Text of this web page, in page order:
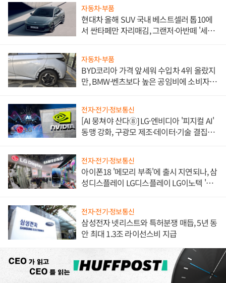
자동차·부품
현대차 올해 SUV 국내 베스트셀러 톱10에
서 싼타페만 자리매김, 그랜저·아반떼 '세단
자동차·부품
BYD코리아 가격 앞세워 수입차 4위 올랐지
만, BMW·벤츠보다 높은 공임비에 소비자
전자·전기·정보통신
[AI 뭉쳐야 산다⑧] LG·엔비디아 '피지컬 AI'
동맹 강화, 구광모 제조·데이터·기술 결집
전자·전기·정보통신
아이폰18 '메모리 부족'에 출시 지연되나, 삼
성디스플레이 LG디스플레이 LG이노텍 '탈
전자·전기·정보통신
삼성전자 넷리스트와 특허분쟁 매듭, 5년 동
안 최대 1.3조 라이선스비 지급